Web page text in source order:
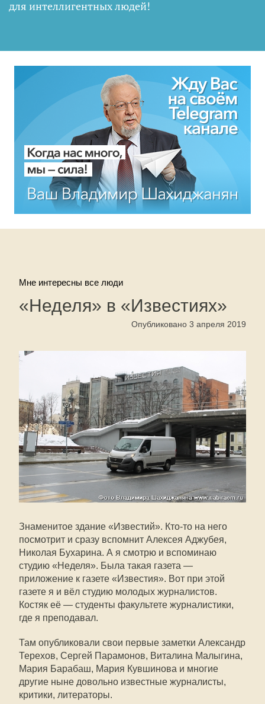
для интеллигентных людей!
Мне интересны все люди
«Неделя» в «Известиях»
Опубликовано 3 апреля 2019
Знаменитое здание «Известий». Кто-то на него
посмотрит и сразу вспомнит Алексея Аджубея,
Николая Бухарина. А я смотрю и вспоминаю
студию «Неделя». Была такая газета —
приложение к газете «Известия». Вот при этой
газете я и вёл студию молодых журналистов.
Костяк её — студенты факультете журналистики,
где я преподавал.
Там опубликовали свои первые заметки Александр
Терехов, Сергей Парамонов, Виталина Малыгина,
Мария Барабаш, Мария Кувшинова и многие
другие ныне довольно известные журналисты,
критики, литераторы.